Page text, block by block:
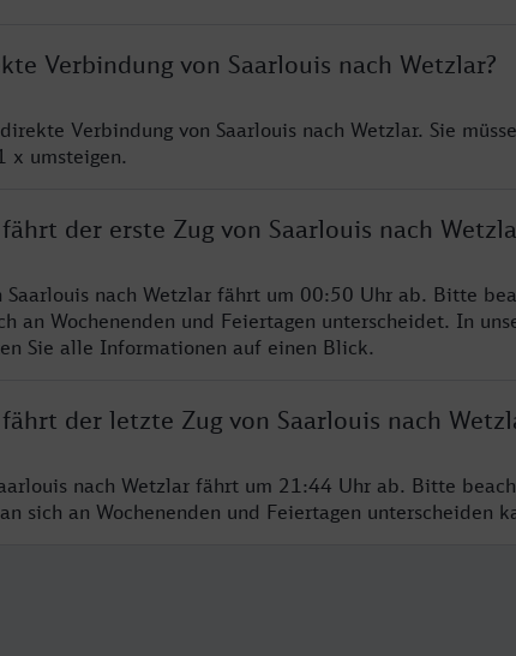
Verbindung von Saarlouis nach Wetzlar?
Verbindung von Saarlouis nach Wetzlar. Sie
x umsteigen.
der erste Zug von Saarlouis nach
Saarlouis nach Wetzlar fährt um 00:50 Uhr ab. Bitte
an Wochenenden und Feiertagen unterscheidet. In
Sie alle Informationen auf einen Blick.
der letzte Zug von Saarlouis nach
nach Wetzlar fährt um 21:44 Uhr ab. Bitte
sich an Wochenenden und Feiertagen unterscheiden